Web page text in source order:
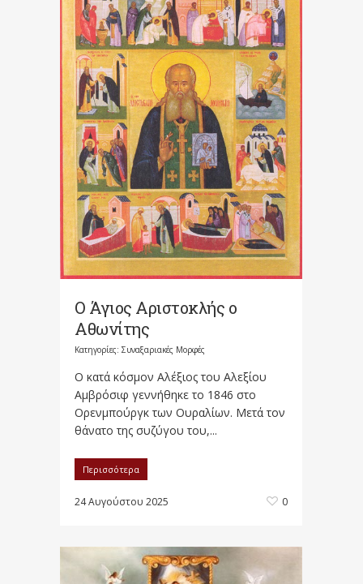
Ο Άγιος Αριστοκλής ο
Αθωνίτης
Κατηγορίες: Συναξαριακές Μορφές
Ο κατά κόσμον Αλέξιος του Αλεξίου
Αμβρόσιφ γεννήθηκε το 1846 στο
Ορενμπούργκ των Ουραλίων. Μετά τον
θάνατο της συζύγου του,...
Περισσότερα
24 Αυγούστου 2025 0